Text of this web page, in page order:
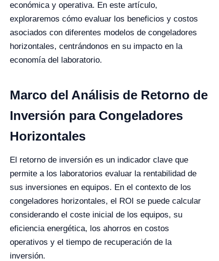
económica y operativa. En este artículo,
exploraremos cómo evaluar los beneficios y costos
asociados con diferentes modelos de congeladores
horizontales, centrándonos en su impacto en la
economía del laboratorio.
Marco del Análisis de Retorno de
Inversión para Congeladores
Horizontales
El retorno de inversión es un indicador clave que
permite a los laboratorios evaluar la rentabilidad de
sus inversiones en equipos. En el contexto de los
congeladores horizontales, el ROI se puede calcular
considerando el coste inicial de los equipos, su
eficiencia energética, los ahorros en costos
operativos y el tiempo de recuperación de la
inversión.